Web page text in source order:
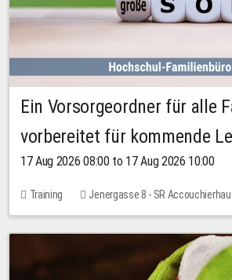
Ein Vorsorgeordner für alle
vorbereitet für kommende
17 Aug 2026 08:00 to 17 Aug 2026 10:00
Training Jenergasse 8 - SR